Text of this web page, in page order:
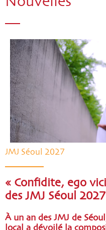
JMJ Séoul 2027
« Confidite, ego
des JMJ Séoul 2027
À un an des JMJ de
local a dévoilé la